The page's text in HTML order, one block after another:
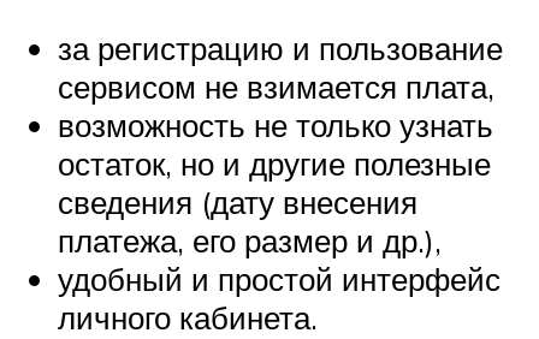
за регистрацию и пользование
сервисом не взимается плата,
возможность не только узнать
остаток, но и другие полезные
сведения (дату внесения
платежа, его размер и др.),
удобный и простой интерфейс
личного кабинета.